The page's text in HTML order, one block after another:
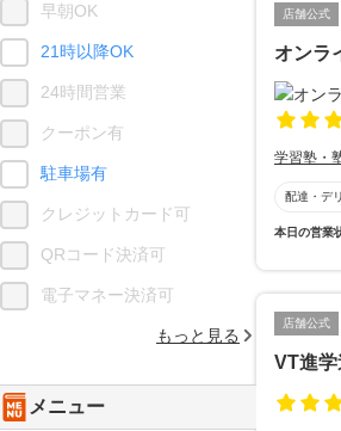
店舗公式
オンラ
学習塾・
配達・デ
本日の営業
店舗公式
VT進学
早朝OK
21時以降OK
24時間営業
クーポン有
駐車場有
クレジットカード可
QRコード決済可
電子マネー決済可
もっと見る
メニュー